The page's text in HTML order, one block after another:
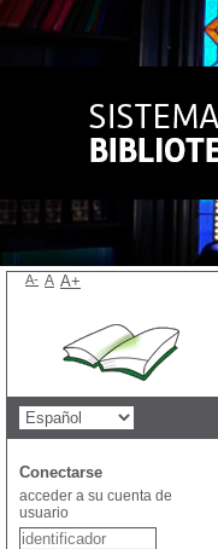
A- A A+
Conectarse
acceder a su cuenta de
usuario